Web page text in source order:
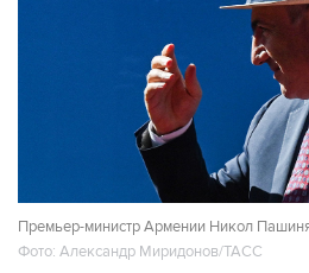
Премьер-министр Армении Никол
Фото: Александр Миридонов/ТАСС